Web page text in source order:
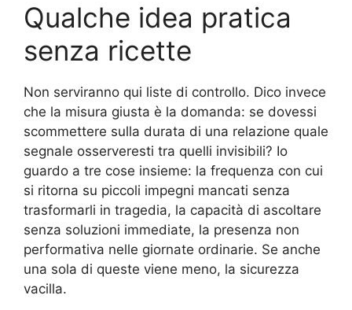
Qualche idea pratica
senza ricette
Non serviranno qui liste di controllo. Dico invece
che la misura giusta è la domanda: se dovessi
scommettere sulla durata di una relazione quale
segnale osserveresti tra quelli invisibili? Io
guardo a tre cose insieme: la frequenza con cui
si ritorna su piccoli impegni mancati senza
trasformarli in tragedia, la capacità di ascoltare
senza soluzioni immediate, la presenza non
performativa nelle giornate ordinarie. Se anche
una sola di queste viene meno, la sicurezza
vacilla.